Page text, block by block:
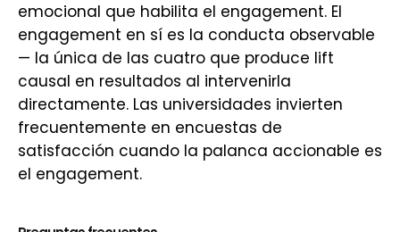
emocional que habilita el engagement. El
engagement en sí es la conducta observable
— la única de las cuatro que produce lift
causal en resultados al intervenirla
directamente. Las universidades invierten
frecuentemente en encuestas de
satisfacción cuando la palanca accionable es
el engagement.